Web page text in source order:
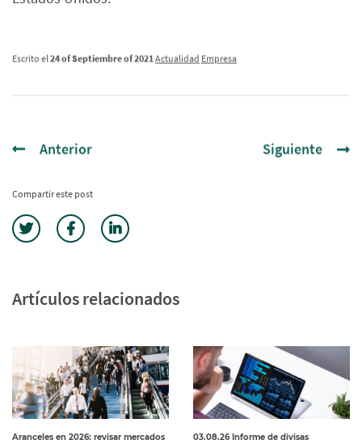
Escrito el 24 of Septiembre of 2021 Actualidad Empresa
Anterior Siguiente
Compartir este post
Artículos relacionados
Aranceles en 2026: revisar mercados
03.08.26 Informe de divisas